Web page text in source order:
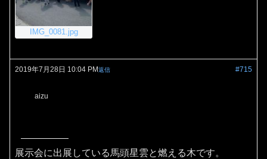
IMG_0081.jpg
2019年7月28日 10:04 PM #715
返信
aizu
展示会に出展している馬頭星雲と燃える木です。